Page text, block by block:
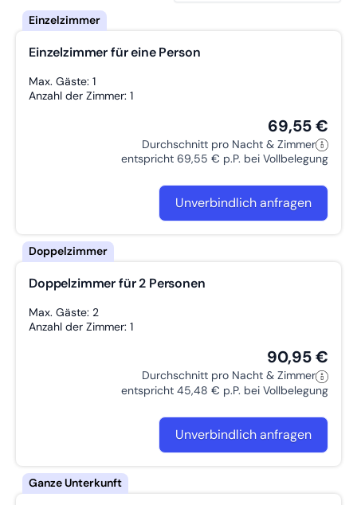
Einzelzimmer für eine Person
Max. Gäste: 1
Anzahl der Zimmer: 1
69,55 €
Durchschnitt pro Nacht & Zimmer
entspricht 69,55 € p.P. bei Vollbelegung
Unverbindlich anfragen
Doppelzimmer für 2 Personen
Max. Gäste: 2
Anzahl der Zimmer: 1
90,95 €
Durchschnitt pro Nacht & Zimmer
entspricht 45,48 € p.P. bei Vollbelegung
Unverbindlich anfragen